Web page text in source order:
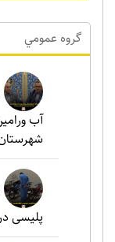
گروه عمومي
آب
پلیسی